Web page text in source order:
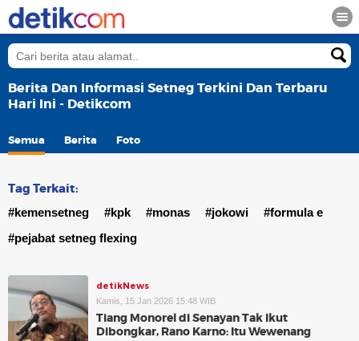
Berita Dan Informasi Setneg Terkini Dan Terbaru
Hari Ini - Detikcom
Semua Berita Foto
Tag Terkait:
#kemensetneg #kpk #monas #jokowi
#formula e
#pejabat setneg flexing
detikNews
Kamis, 15 Jan 2026 15:48 WIB
Tiang Monorel di Senayan Tak Ikut
Dibongkar, Rano Karno: Itu Wewenang